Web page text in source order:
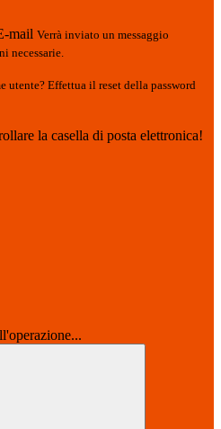
mail Verrà inviato un messaggio
necessarie.
utente? Effettua il reset della password
la casella di posta elettronica!